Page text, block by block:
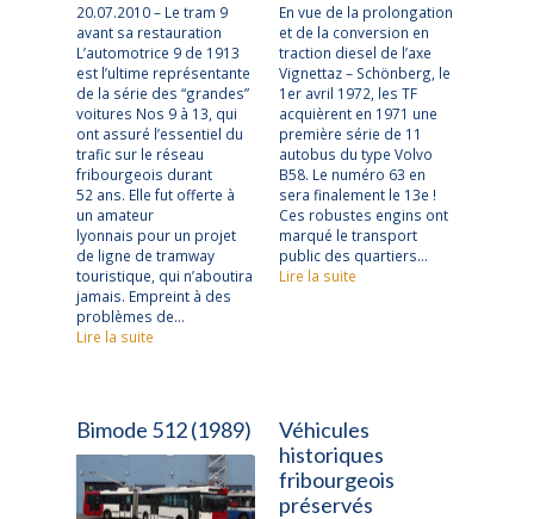
20.07.2010 – Le tram 9
avant sa restauration
L’automotrice 9 de 1913
est l’ultime représentante
de la série des “grandes”
voitures Nos 9 à 13, qui
ont assuré l’essentiel du
trafic sur le réseau
fribourgeois durant
52 ans. Elle fut offerte à
un amateur
lyonnais pour un projet
de ligne de tramway
touristique, qui n’aboutira
jamais. Empreint à des
problèmes de…
Lire la suite
En vue de la prolongation
et de la conversion en
traction diesel de l’axe
Vignettaz – Schönberg, le
1er avril 1972, les TF
acquièrent en 1971 une
première série de 11
autobus du type Volvo
B58. Le numéro 63 en
sera finalement le 13e !
Ces robustes engins ont
marqué le transport
public des quartiers…
Lire la suite
Bimode 512 (1989)
Véhicules
historiques
fribourgeois
préservés